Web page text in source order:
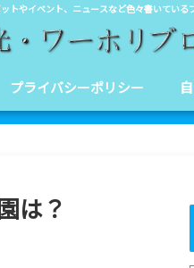
トやイベント、ニュースなど色々書いてい
プライバシーポリシー
は？